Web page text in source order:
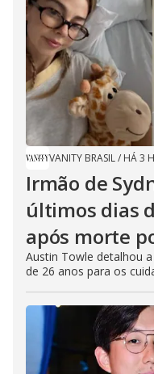
VANITY BRASIL/ HÁ 3
Irmão de
últimos dias
após morte
Austin Towle detalhou
de 26 anos para os